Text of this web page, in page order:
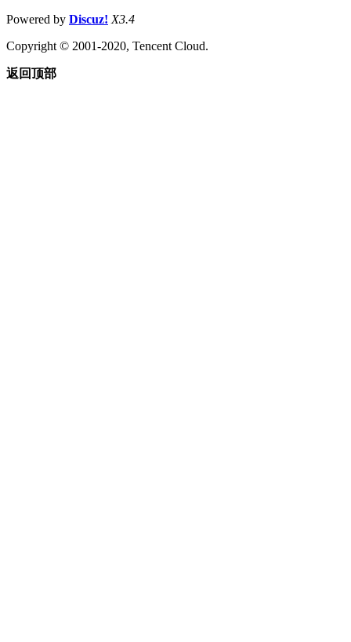
Powered by Discuz! X3.4
Copyright © 2001-2020, Tencent Cloud.
返回顶部